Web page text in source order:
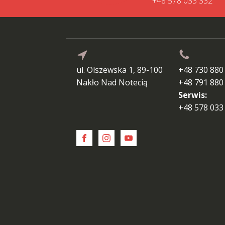
ul. Olszewska 1, 89-100
Nakło Nad Notecią
+48 730
+48 791
Serwis:
+48 578